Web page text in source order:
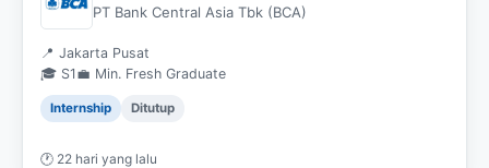
PT Bank Central Asia Tbk (BCA)
📍 Jakarta Pusat
🎓 S1 💼 Min. Fresh Graduate
Internship Ditutup
🕐 22 hari yang lalu